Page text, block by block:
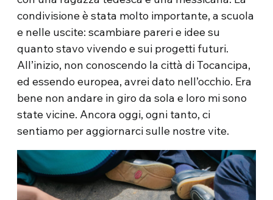
condivisione è stata molto importante, a scuola
e nelle uscite: scambiare pareri e idee su
quanto stavo vivendo e sui progetti futuri.
All’inizio, non conoscendo la città di Tocancipa,
ed essendo europea, avrei dato nell’occhio. Era
bene non andare in giro da sola e loro mi sono
state vicine. Ancora oggi, ogni tanto, ci
sentiamo per aggiornarci sulle nostre vite.